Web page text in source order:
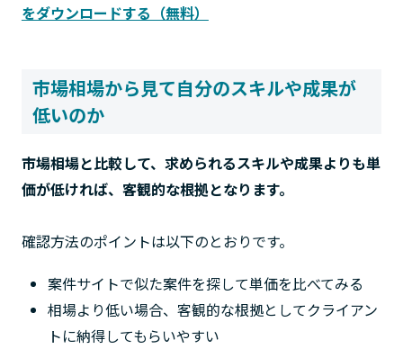
をダウンロードする（無料）
市場相場から見て自分のスキルや成果が
低いのか
市場相場と比較して、求められるスキルや成果よりも単
価が低ければ、客観的な根拠となります。
確認方法のポイントは以下のとおりです。
案件サイトで似た案件を探して単価を比べてみる
相場より低い場合、客観的な根拠としてクライアン
トに納得してもらいやすい